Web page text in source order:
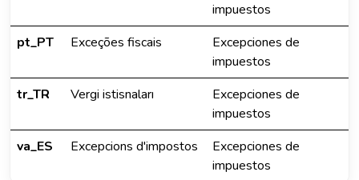
impuestos
pt_PT
Exceções fiscais
Excepciones de
impuestos
tr_TR
Vergi istisnaları
Excepciones de
impuestos
va_ES
Excepcions d'impostos
Excepciones de
impuestos